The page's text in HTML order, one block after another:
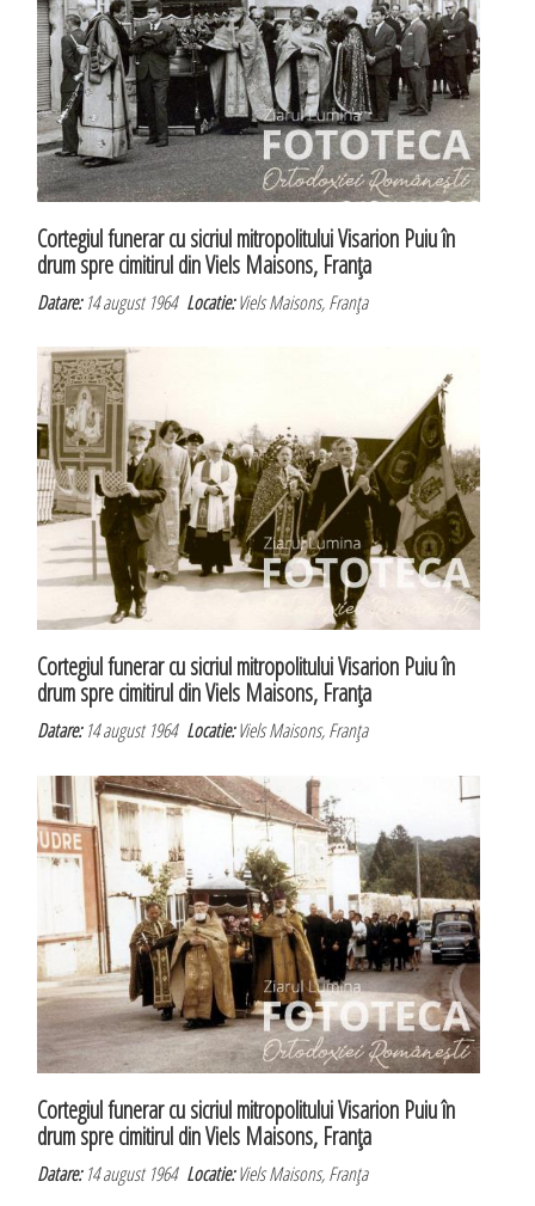
Cortegiul funerar cu sicriul mitropolitului Visarion Puiu în
drum spre cimitirul din Viels Maisons, Franţa
Datare:14 august 1964Locatie:Viels Maisons, Franţa
Cortegiul funerar cu sicriul mitropolitului Visarion Puiu în
drum spre cimitirul din Viels Maisons, Franţa
Datare:14 august 1964Locatie:Viels Maisons, Franţa
Cortegiul funerar cu sicriul mitropolitului Visarion Puiu în
drum spre cimitirul din Viels Maisons, Franţa
Datare:14 august 1964Locatie:Viels Maisons, Franţa